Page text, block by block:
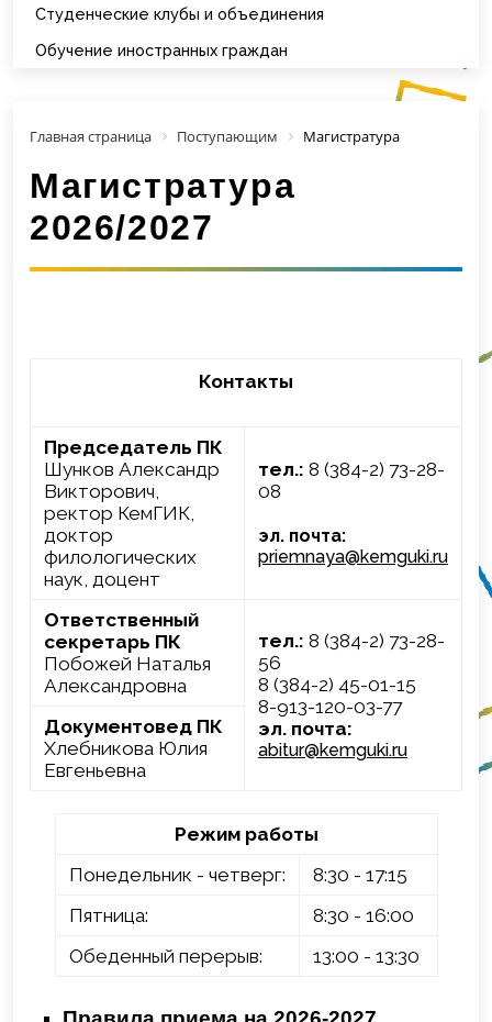
Студенческие клубы и объединения
Обучение иностранных граждан
Главная страница Поступающим Магистратура
Магистратура
2026/2027
Контакты
Председатель ПК
Шунков Александр
Викторович,
ректор КемГИК,
доктор
филологических
наук, доцент
тел.: 8 (384-2) 73-28-
08
эл. почта:
priemnaya@kemguki.ru
Ответственный
секретарь ПК
Побожей Наталья
Александровна
тел.: 8 (384-2) 73-28-
56
8 (384-2) 45-01-15
8-913-120-03-77
эл. почта:
abitur@kemguki.ru
Документовед ПК
Хлебникова Юлия
Евгеньевна
Режим работы
Понедельник - четверг:
8:30 - 17:15
Пятница:
8:30 - 16:00
Обеденный перерыв:
13:00 - 13:30